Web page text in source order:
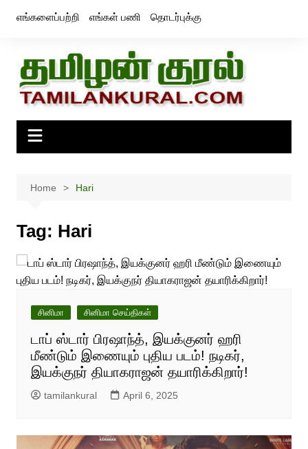
எங்களைப்பற்றி எங்கள் பணி தொடர்புக்கு
Home Hari
Tag: Hari
சினிமா சினிமா செய்திகள்
டாப் ஸ்டார் பிரஷாந்த், இயக்குனர் ஹரி
மீண்டும் இணையும் புதிய படம்! நடிகர்,
இயக்குநர் தியாகராஜன் தயாரிக்கிறார்!
tamilankural April 6, 2025